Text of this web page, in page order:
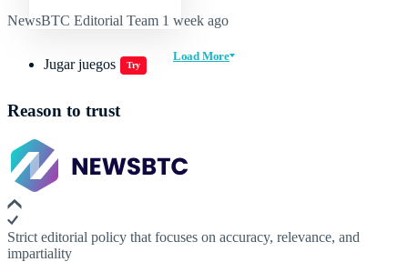
Jugar juegos Try
NewsBTC Editorial Team 1 week ago
Load More
Reason to trust
Strict editorial policy that focuses on accuracy, relevance, and
impartiality